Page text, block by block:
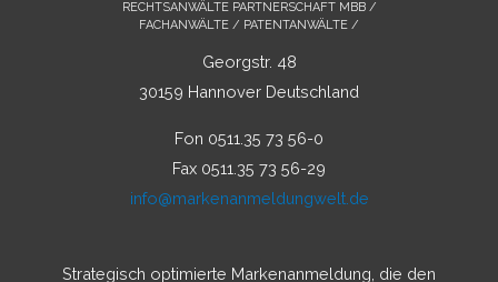
RECHTSANWÄLTE PARTNERSCHAFT MBB /
FACHANWÄLTE / PATENTANWÄLTE /
Georgstr. 48
30159 Hannover Deutschland
Fon 0511.35 73 56-0
Fax 0511.35 73 56-29
info@markenanmeldungwelt.de
Strategisch optimierte Markenanmeldung, die den